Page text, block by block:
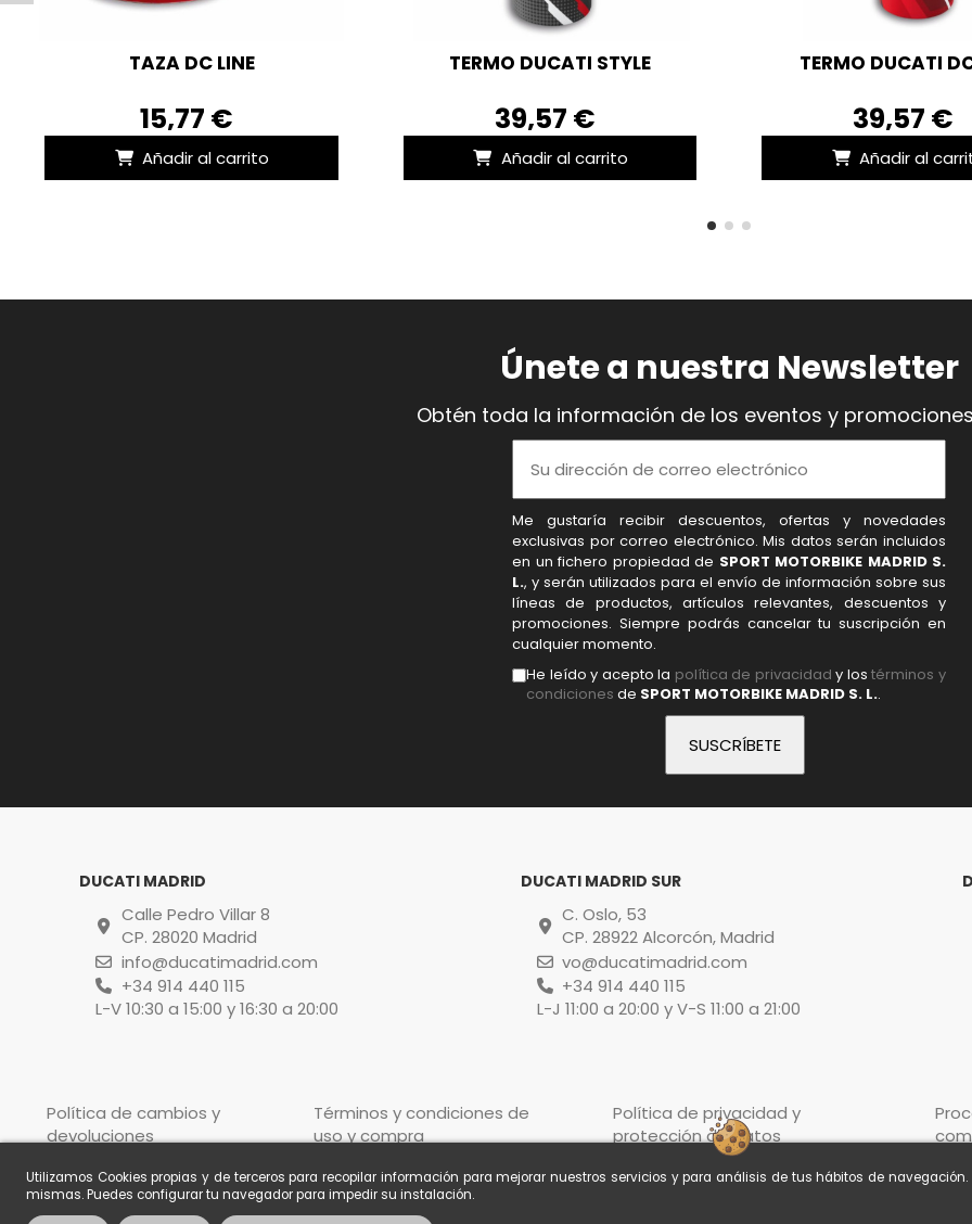
Utilizamos Cookies propias y de terceros para recopilar información para mejorar nuestros servicios y para análisis de tus hábitos de
mismas. Puedes configurar tu navegador para impedir su instalación.
TAZA DC LINE
15,77 €
Añadir al carrito
TERMO DUCATI STYLE
39,57 €
Añadir al carrito
TERMO DUCATI
39,57 €
Añadir al
Únete a nuestra Newsletter
Obtén toda la información de los eventos y
Me gustaría recibir descuentos, ofertas y novedades
exclusivas por correo electrónico. Mis datos serán incluidos
en un fichero propiedad de SPORT MOTORBIKE MADRID S.
L., y serán utilizados para el envío de información sobre sus
líneas de productos, artículos relevantes, descuentos y
promociones. Siempre podrás cancelar tu suscripción en
cualquier momento.
He leído y acepto la política de privacidad y lostérminos y
condiciones de SPORT MOTORBIKE MADRID S. L..
DUCATI MADRID
Calle Pedro Villar 8
CP. 28020 Madrid
info@ducatimadrid.com
+34 914 440 115
L-V 10:30 a 15:00 y 16:30 a 20:00
DUCATI MADRID SUR
C. Oslo, 53
CP. 28922 Alcorcón, Madrid
vo@ducatimadrid.com
+34 914 440 115
L-J 11:00 a 20:00 y V-S 11:00 a 21:00
Política de cambios y
devoluciones
Términos y condiciones de
uso y compra
Política de privacidad y
protección de datos